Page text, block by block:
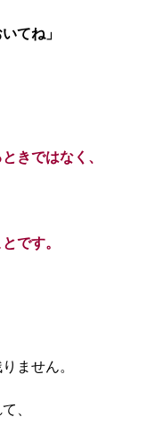
てね」
きではなく、
です。
ません。
、